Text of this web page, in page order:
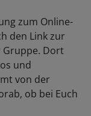
zum Online-
den Link zur
Gruppe. Dort
und
von der
ob bei Euch